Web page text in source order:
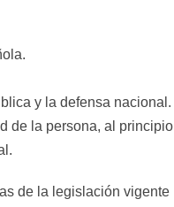
y la defensa nacional.
de la persona, al principio
de la legislación vigente